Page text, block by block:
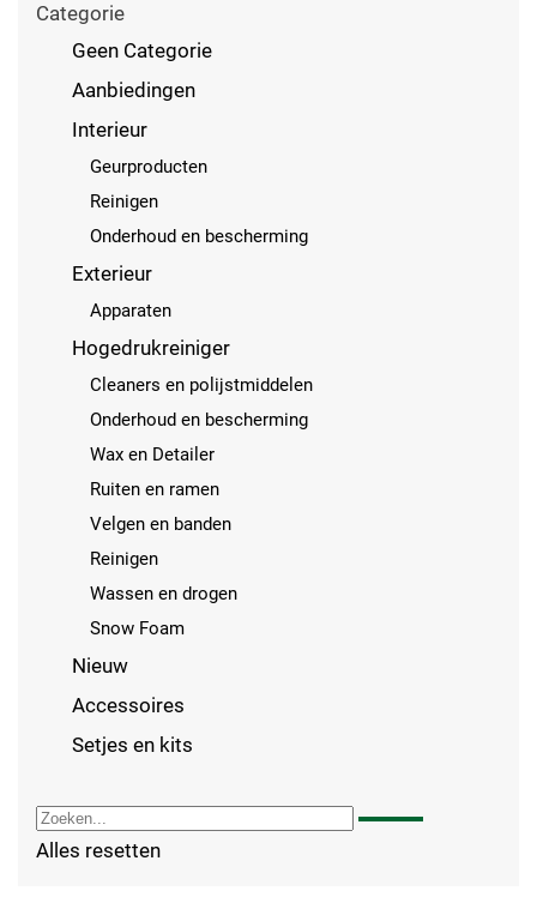
Categorie
Geen Categorie
Aanbiedingen
Interieur
Geurproducten
Reinigen
Onderhoud en bescherming
Exterieur
Apparaten
Hogedrukreiniger
Cleaners en polijstmiddelen
Onderhoud en bescherming
Wax en Detailer
Ruiten en ramen
Velgen en banden
Reinigen
Wassen en drogen
Snow Foam
Nieuw
Accessoires
Setjes en kits
Alles resetten